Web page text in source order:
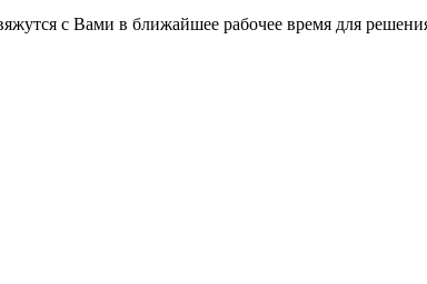
с Вами в ближайшее рабочее время для